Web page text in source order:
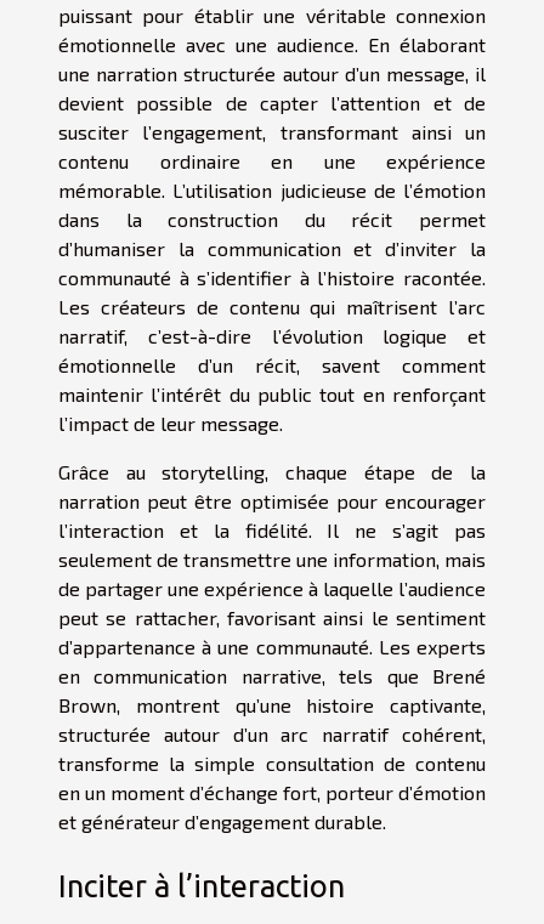
puissant pour établir une véritable connexion
émotionnelle avec une audience. En élaborant
une narration structurée autour d’un message, il
devient possible de capter l’attention et de
susciter l’engagement, transformant ainsi un
contenu ordinaire en une expérience
mémorable. L’utilisation judicieuse de l’émotion
dans la construction du récit permet
d’humaniser la communication et d’inviter la
communauté à s’identifier à l’histoire racontée.
Les créateurs de contenu qui maîtrisent l’arc
narratif, c’est-à-dire l’évolution logique et
émotionnelle d’un récit, savent comment
maintenir l’intérêt du public tout en renforçant
l’impact de leur message.
Grâce au storytelling, chaque étape de la
narration peut être optimisée pour encourager
l’interaction et la fidélité. Il ne s’agit pas
seulement de transmettre une information, mais
de partager une expérience à laquelle l’audience
peut se rattacher, favorisant ainsi le sentiment
d’appartenance à une communauté. Les experts
en communication narrative, tels que Brené
Brown, montrent qu’une histoire captivante,
structurée autour d’un arc narratif cohérent,
transforme la simple consultation de contenu
en un moment d’échange fort, porteur d’émotion
et générateur d’engagement durable.
Inciter à l’interaction